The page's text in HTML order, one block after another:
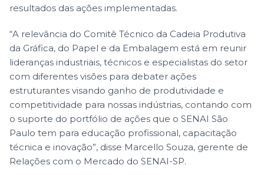
resultados das ações implementadas.
“A relevância do Comitê Técnico da Cadeia Produtiva
da Gráfica, do Papel e da Embalagem está em reunir
lideranças industriais, técnicos e especialistas do setor
com diferentes visões para debater ações
estruturantes visando ganho de produtividade e
competitividade para nossas indústrias, contando com
o suporte do portfólio de ações que o SENAI São
Paulo tem para educação profissional, capacitação
técnica e inovação”, disse Marcello Souza, gerente de
Relações com o Mercado do SENAI-SP.